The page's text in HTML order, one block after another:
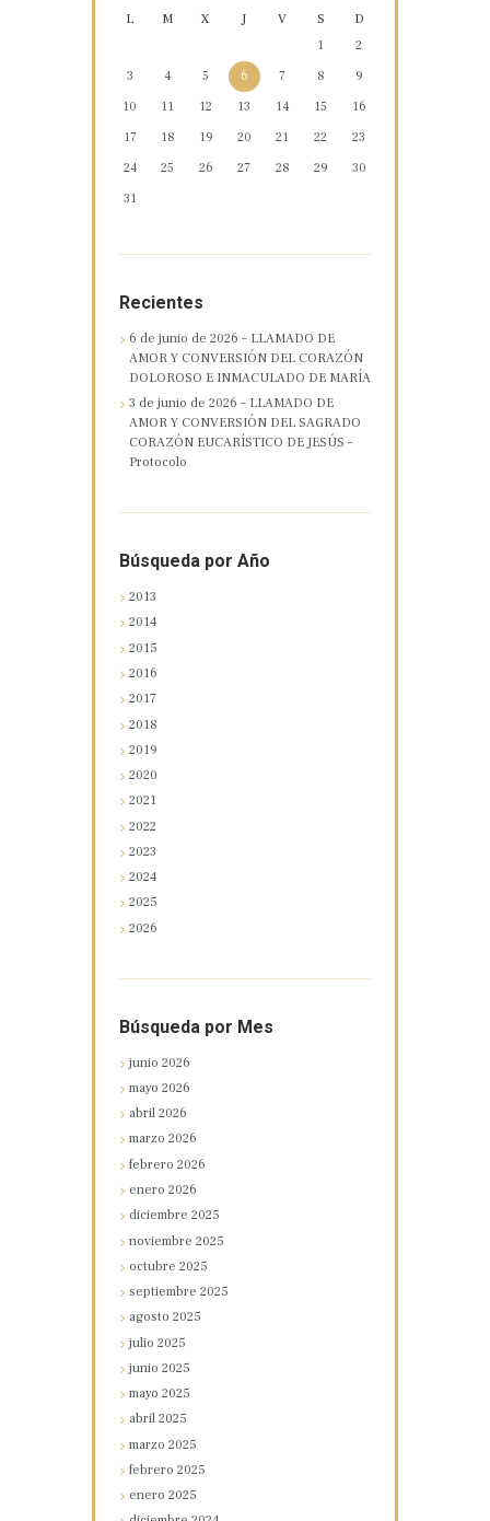
L M X J V S
D
1
2
3
4 5 6 7 8
9
10
11 12 13 14 15
16
17
18 19 20 21 22
23
24
25 26 27 28 29
30
31
Recientes
6 de junio de 2026 – LLAMADO DE
AMOR Y CONVERSIÓN DEL CORAZÓN
DOLOROSO E INMACULADO DE MARÍA
3 de junio de 2026 – LLAMADO DE
AMOR Y CONVERSIÓN DEL SAGRADO
CORAZÓN EUCARÍSTICO DE JESÚS –
Protocolo
Búsqueda por Año
2013
2014
2015
2016
2017
2018
2019
2020
2021
2022
2023
2024
2025
2026
Búsqueda por Mes
junio2026
mayo2026
abril2026
marzo2026
febrero2026
enero2026
diciembre2025
noviembre2025
octubre2025
septiembre2025
agosto2025
julio2025
junio2025
mayo2025
abril2025
marzo2025
febrero2025
enero2025